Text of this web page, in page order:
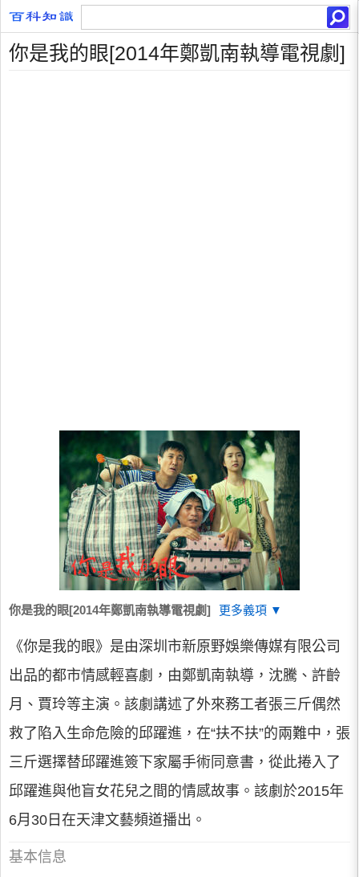
你是我的眼[2014年鄭凱南執導電視劇]
你是我的眼[2014年鄭凱南執導電視劇] 更多義項 ▼
《你是我的眼》是由深圳市新原野娛樂傳媒有限公司
出品的都市情感輕喜劇，由鄭凱南執導，沈騰、許齡
月、賈玲等主演。該劇講述了外來務工者張三斤偶然
救了陷入生命危險的邱躍進，在“扶不扶”的兩難中，張
三斤選擇替邱躍進簽下家屬手術同意書，從此捲入了
邱躍進與他盲女花兒之間的情感故事。該劇於2015年
6月30日在天津文藝頻道播出。
基本信息